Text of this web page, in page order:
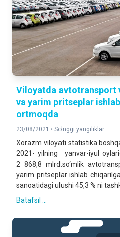
Viloyatda
va yarim pritseplar
ortmoqda
23/08/2021 • So'nggi yangiliklar
Xorazm viloyati statistika
2021- yilning yanvar-iyul
2 868,8 mlrd.so‘mlik
yarim pritseplar ishlab
sanoatidagi ulushi 45,3 % ni
Batafsil ...